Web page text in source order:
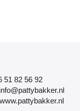
51 82 56 92
info@pattybakker.nl
www.pattybakker.nl